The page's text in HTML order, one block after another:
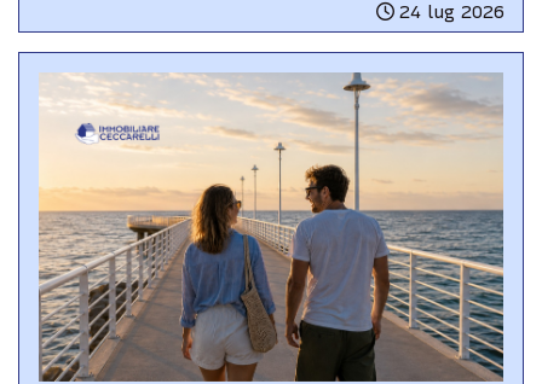
24 lug 2026